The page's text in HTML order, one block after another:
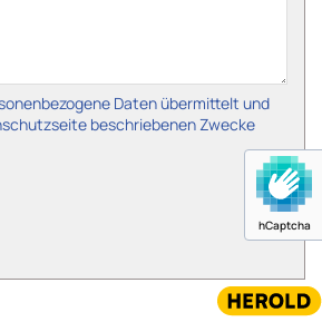
Daten übermittelt und
beschriebenen Zwecke
hCaptcha